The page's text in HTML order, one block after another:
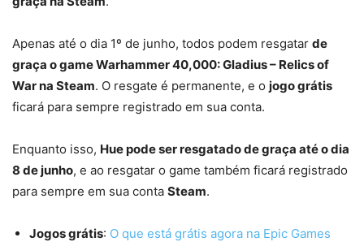
Apenas até o dia 1º de junho, todos podem resgatar de
graça o game Warhammer 40,000: Gladius – Relics of
War na Steam. O resgate é permanente, e o jogo grátis
ficará para sempre registrado em sua conta.
Enquanto isso, Hue pode ser resgatado de graça até o dia
8 de junho, e ao resgatar o game também ficará registrado
para sempre em sua conta Steam.
Jogos grátis: O que está grátis agora na Epic Games